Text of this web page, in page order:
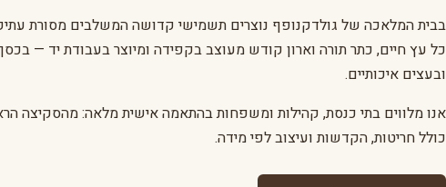
בבית המלאכה של גולדקנופף נוצרים תשמישי קדושה המשלבים מסורת
כל עץ חיים, כתר תורה וארון קודש מעוצב בקפידה ומיוצר בעבודת יד —
ובעצים איכותיים.
אנו מלווים בתי כנסת, קהילות ומשפחות בהתאמה אישית מלאה: מהסקיצה
כולל חריטות, הקדשות ועיצוב לפי מידה.